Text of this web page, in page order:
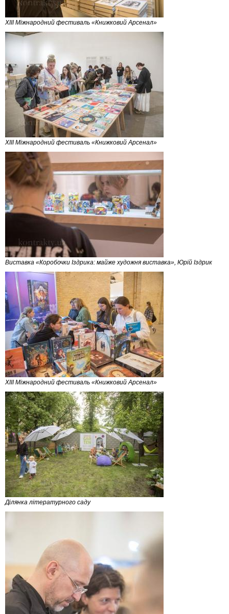
XIII Міжнародний фестиваль «Книжковий Арсенал»
XIII Міжнародний фестиваль «Книжковий Арсенал»
Виставка «Коробочки Іздрика: майже художня виставка», Юрій Іздрик
XIII Міжнародний фестиваль «Книжковий Арсенал»
Ділянка літературного саду